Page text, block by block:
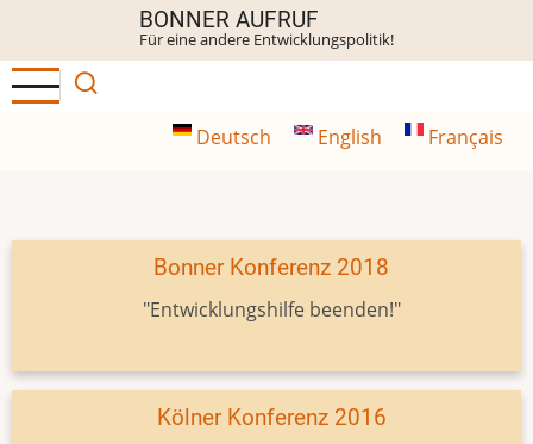
Inhalt
BONNER AUFRUF
Für eine andere Entwicklungspolitik!
Deutsch English Français
Bonner Konferenz 2018
"Entwicklungshilfe beenden!"
Kölner Konferenz 2016